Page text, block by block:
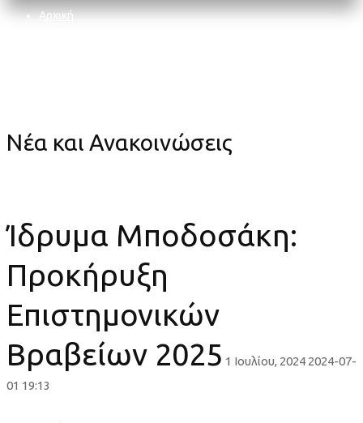
Αρχική
Νέα και Ανακοινώσεις
Ίδρυμα Μποδοσάκη:
Προκήρυξη
Επιστημονικών
Βραβείων 2025 1 Ιουλίου, 2024 2024-07-
01 19:13